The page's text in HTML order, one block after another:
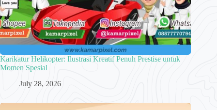
Karikatur Helikopter: Ilustrasi Kreatif Penuh Prestise untuk
Momen Spesial
July 28, 2026